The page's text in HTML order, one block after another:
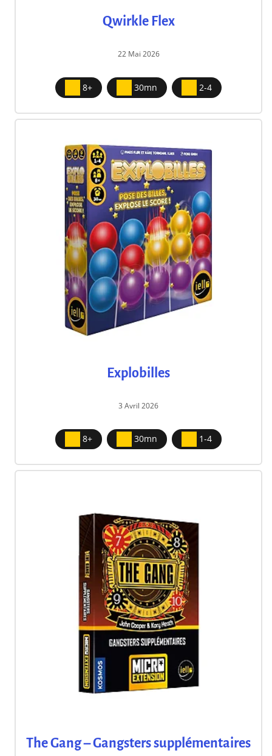
Qwirkle Flex
22 Mai 2026
8+ 30mn 2-4
Explobilles
3 Avril 2026
8+ 30mn 1-4
The Gang – Gangsters supplémentaires